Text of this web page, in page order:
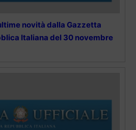
novità dalla Gazzetta
Italiana del 30 novembre